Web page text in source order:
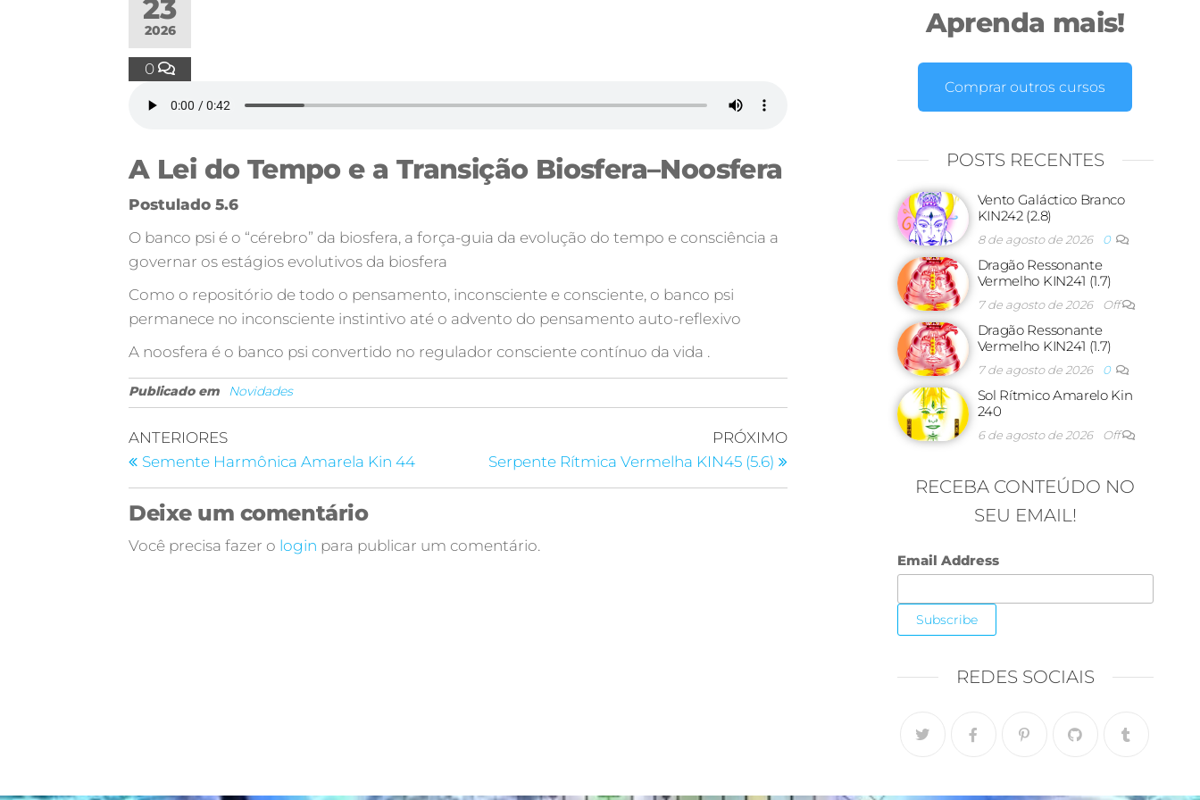
23
2026
0
A Lei do Tempo e a Transição Biosfera–Noosfera
Postulado 5.6
O banco psi é o “cérebro” da biosfera, a força-guia da evolução do tempo e consciência a
governar os estágios evolutivos da biosfera
Como o repositório de todo o pensamento, inconsciente e consciente, o banco psi
permanece no inconsciente instintivo até o advento do pensamento auto-reflexivo
A noosfera é o banco psi convertido no regulador consciente contínuo da vida .
Publicado em Novidades
ANTERIORES
Semente Harmônica Amarela Kin 44
PRÓXIMO
Serpente Rítmica Vermelha KIN45 (5.6)
Deixe um comentário
Você precisa fazer o login para publicar um comentário.
Aprenda mais!
Comprar outros cursos
POSTS RECENTES
Vento Galáctico Branco
KIN242 (2.8)
8 de agosto de 2026 0
Dragão Ressonante
Vermelho KIN241 (1.7)
7 de agosto de 2026 Off
Dragão Ressonante
Vermelho KIN241 (1.7)
7 de agosto de 2026 0
Sol Rítmico Amarelo Kin
240
6 de agosto de 2026 Off
RECEBA CONTEÚDO NO
SEU EMAIL!
Email Address
REDES SOCIAIS